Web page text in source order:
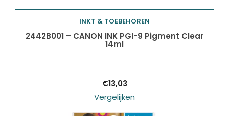
Toevoegen aan
INKT & TOEBEHOREN
2442B001 – CANON INK PGI-9 Pigment Clear
14ml
€13,03
Vergelijken